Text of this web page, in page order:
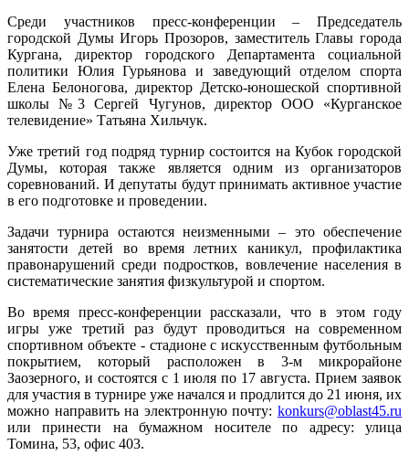
Среди участников пресс-конференции – Председатель
городской Думы Игорь Прозоров, заместитель Главы города
Кургана, директор городского Департамента социальной
политики Юлия Гурьянова и заведующий отделом спорта
Елена Белоногова, директор Детско-юношеской спортивной
школы №3 Сергей Чугунов, директор ООО «Курганское
телевидение» Татьяна Хильчук.
Уже третий год подряд турнир состоится на Кубок городской
Думы, которая также является одним из организаторов
соревнований. И депутаты будут принимать активное участие
в его подготовке и проведении.
Задачи турнира остаются неизменными – это обеспечение
занятости детей во время летних каникул, профилактика
правонарушений среди подростков, вовлечение населения в
систематические занятия физкультурой и спортом.
Во время пресс-конференции рассказали, что в этом году
игры уже третий раз будут проводиться на современном
спортивном объекте - стадионе с искусственным футбольным
покрытием, который расположен в 3-м микрорайоне
Заозерного, и состоятся с 1 июля по 17 августа. Прием заявок
для участия в турнире уже начался и продлится до 21 июня, их
можно направить на электронную почту: konkurs@oblast45.ru
или принести на бумажном носителе по адресу: улица
Томина, 53, офис 403.